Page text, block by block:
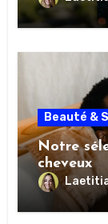
Beauté &
Notre
cheveux